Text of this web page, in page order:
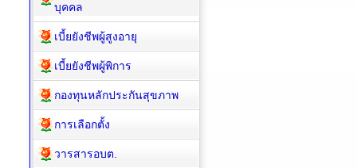
บุคคล
เบี้ยยังชีพผู้สูงอายุ
เบี้ยยังชีพผู้พิการ
กองทุนหลักประกันสุขภาพ
การเลือกตั้ง
วารสารอบต.